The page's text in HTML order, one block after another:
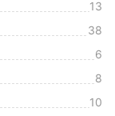
13
38
6
8
10